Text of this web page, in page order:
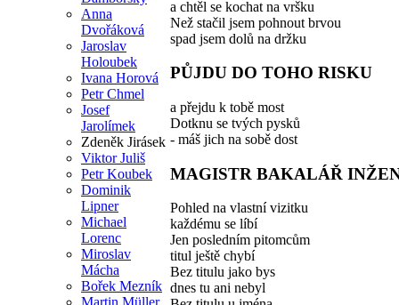
Anna
Dvořáková
Jaroslav
Holoubek
Ivana Horová
Petr Chmel
Josef
Jarolímek
Zdeněk Jirásek
Viktor Juliš
Petr Koubek
Dominik
Lipner
Michael
Lorenc
Miroslav
Mácha
Bořek Mezník
Martin Müller
a chtěl se kochat na vršku
Než stačil jsem pohnout brvou
spad jsem dolů na držku
PŮJDU DO TOHO RISKU
a přejdu k tobě most
Dotknu se tvých pysků
- máš jich na sobě dost
MAGISTR BAKALÁŘ
Pohled na vlastní vizitku
každému se líbí
Jen posledním pitomcům
titul ještě chybí
Bez titulu jako bys
dnes tu ani nebyl